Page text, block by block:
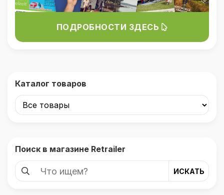
ПОДРОБНОСТИ ЗДЕСЬ
Каталог товаров
Поиск в магазине Retrailer